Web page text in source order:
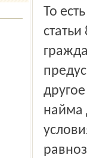
То
найма